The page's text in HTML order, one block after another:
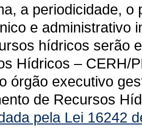
a periodicidade,
e administrativo
hídricos serão
Hídricos – CERH/
órgão executivo
de Recursos
pela Lei 16242